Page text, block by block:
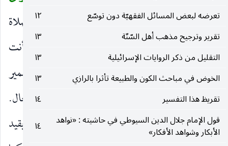
تعرضه لبعض المسائل الفقهيّة دون توسّع
١٢
تقرير وترجيح مذهب أهل السّنّة
١٣
التقليل من ذكر الروايات الإسرائيلية
١٣
الخوض في مباحث الكون والطبيعة تأثرا بالرازي
١٣
تقريظ هذا التفسير
١٤
قول الإمام جلال الدين السيوطي في حاشيته : «نواهد
الأبكار وشواهد الأفكار»
١٤
الْمالَ عَلى حُبِّهِ)أي على حب المال ، قال عليه الصلاة
والسلام لما سئل أي الصدقة أفضل قال «أن تؤتيه وأنت
صحيح شحيح تأمل العيش ، وتخشى الفقر». وقيل الضمير
لله ، أو للمصدر. والجار والمجرور في موضع الحال.
(ذَوِي الْقُرْبى وَالْيَتامى)يريد المحاويج منهم ، ولم يقيد